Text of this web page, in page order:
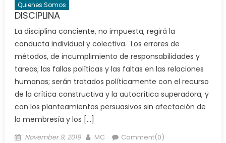
Quienes Somos
DISCIPLINA
La disciplina conciente, no impuesta, regirá la
conducta individual y colectiva. Los errores de
métodos, de incumplimiento de responsabilidades y
tareas; las fallas políticas y las faltas en las relaciones
humanas; serán tratados políticamente con el recurso
de la crítica constructiva y la autocrítica superadora, y
con los planteamientos persuasivos sin afectación de
la membresía y los […]
Posted
November 9, 2019 Author
MC Comment(0)